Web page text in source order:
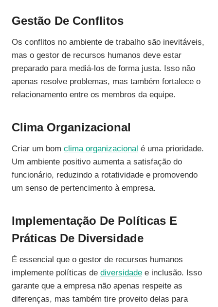
Gestão De Conflitos
Os conflitos no ambiente de trabalho são inevitáveis,
mas o gestor de recursos humanos deve estar
preparado para mediá-los de forma justa. Isso não
apenas resolve problemas, mas também fortalece o
relacionamento entre os membros da equipe.
Clima Organizacional
Criar um bom clima organizacional é uma prioridade.
Um ambiente positivo aumenta a satisfação do
funcionário, reduzindo a rotatividade e promovendo
um senso de pertencimento à empresa.
Implementação De Políticas E
Práticas De Diversidade
É essencial que o gestor de recursos humanos
implemente políticas de diversidade e inclusão. Isso
garante que a empresa não apenas respeite as
diferenças, mas também tire proveito delas para